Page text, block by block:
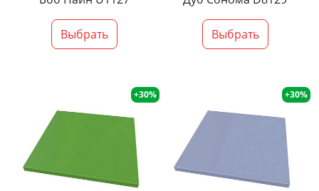
Выбрать Выбрать
+30% +30%